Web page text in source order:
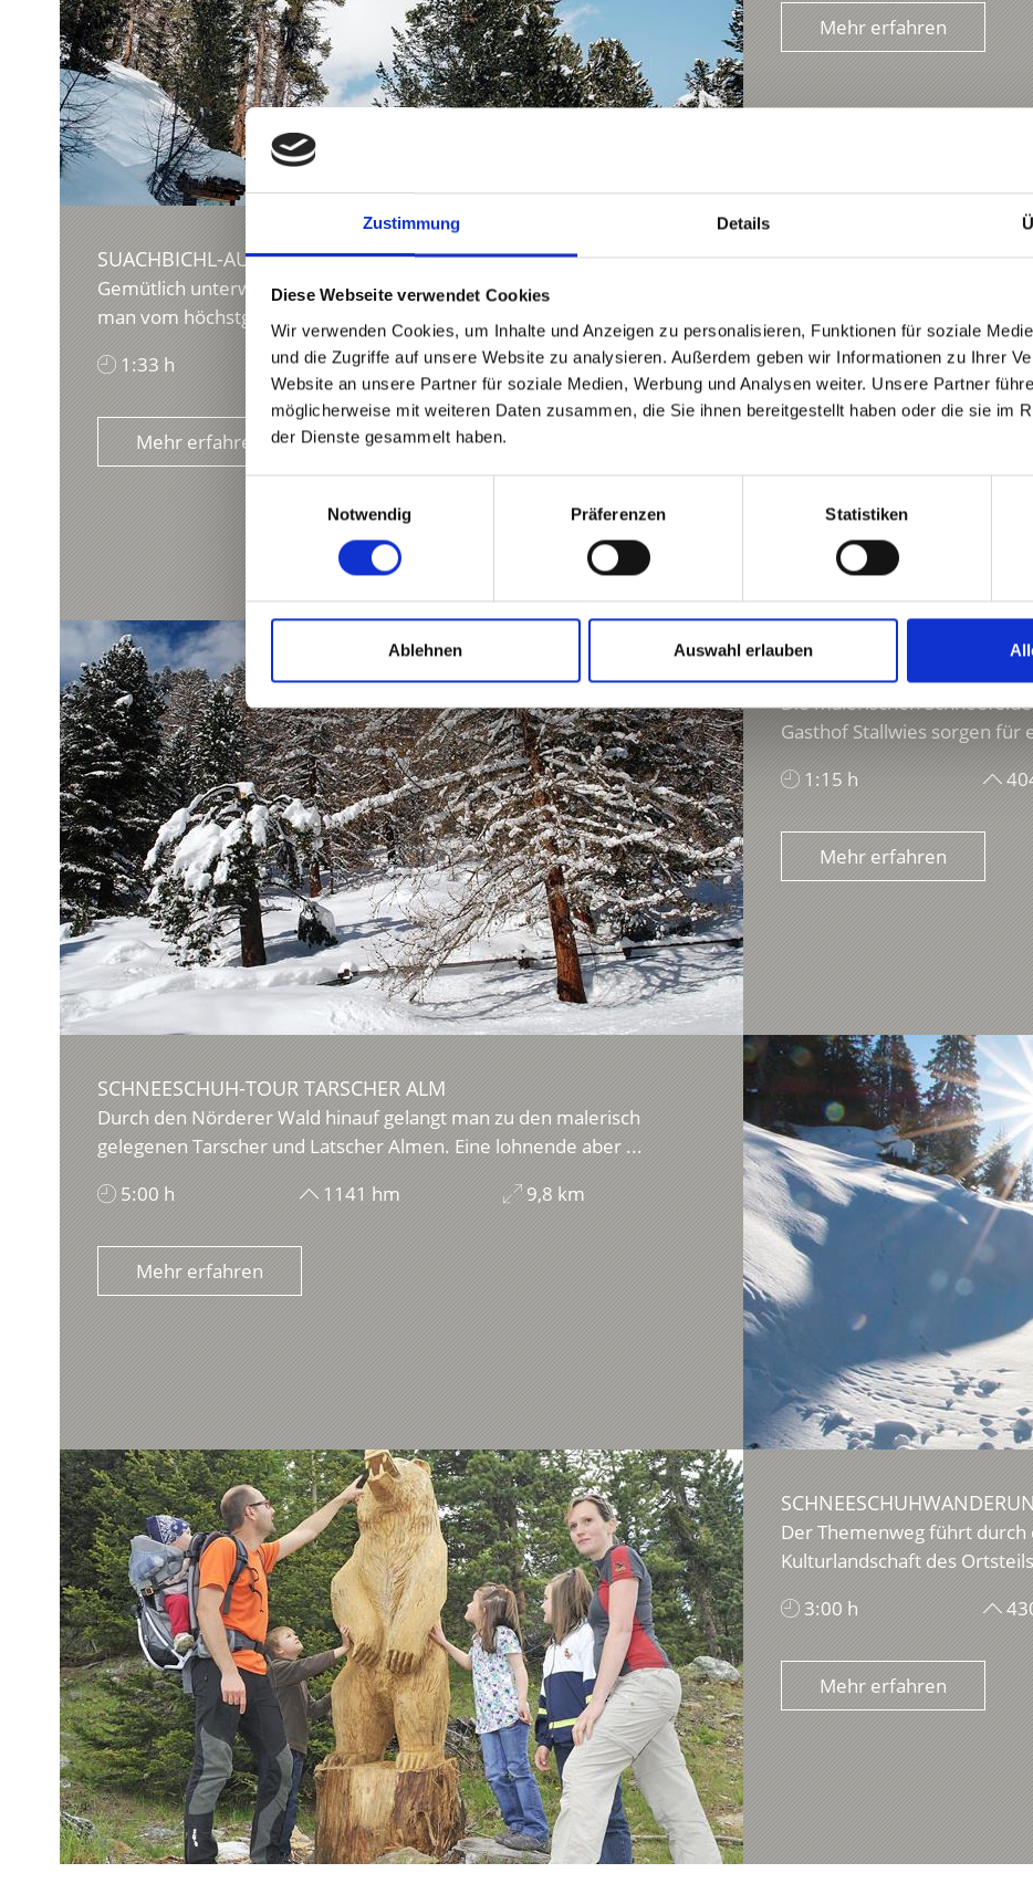
Zustimmung Details
Diese Webseite verwendet Cookies
Wir verwenden Cookies, um Inhalte und Anzeigen zu personalisieren, Funktionen für soziale
und die Zugriffe auf unsere Website zu analysieren. Außerdem geben wir Informationen zu Ihrer
Website an unsere Partner für soziale Medien, Werbung und Analysen weiter. Unsere Partner
möglicherweise mit weiteren Daten zusammen, die Sie ihnen bereitgestellt haben oder die sie im
der Dienste gesammelt haben.
Notwendig
Präferenzen Statistiken
Ablehnen Auswahl erlauben
Mehr erfahren
SUACHBICHL-AUSBLICK
Gemütlich unterwegs im Reich des Kondlwaals (Holzrinnenwaal), wo
man vom höchstgelegenen Getreidehof Europas aus den ...
1:33 h
269 hm 4,9 km
Mehr erfahren
WALDHEIM-STALLWIES
Die malerischen
Gasthof Stallwies sorgen für
1:15 h
Mehr erfahren
SCHNEESCHUH-TOUR TARSCHER ALM
Durch den Nörderer Wald hinauf gelangt man zu den malerisch
gelegenen Tarscher und Latscher Almen. Eine lohnende aber ...
5:00 h
1141 hm 9,8 km
Mehr erfahren
Der Themenweg führt
Kulturlandschaft des
3:00 h
Mehr erfahren